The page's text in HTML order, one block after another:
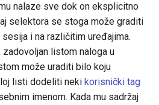
nalaze sve dok on eksplicitno
selektora se stoga može graditi
i na različitim uređajima.
listom naloga u
može uraditi bilo koju
listi dodeliti neki korisnički tag
imenom. Kada mu sadržaj